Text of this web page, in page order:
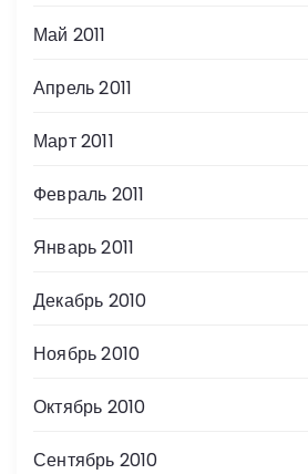
Май 2011
Апрель 2011
Март 2011
Февраль 2011
Январь 2011
Декабрь 2010
Ноябрь 2010
Октябрь 2010
Сентябрь 2010